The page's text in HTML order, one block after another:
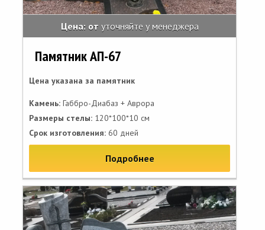
Цена: от уточняйте у менеджера
Памятник АП-67
Цена указана за памятник
Камень: Габбро-Диабаз + Аврора
Размеры стелы: 120*100*10 см
Срок изготовления: 60 дней
Подробнее